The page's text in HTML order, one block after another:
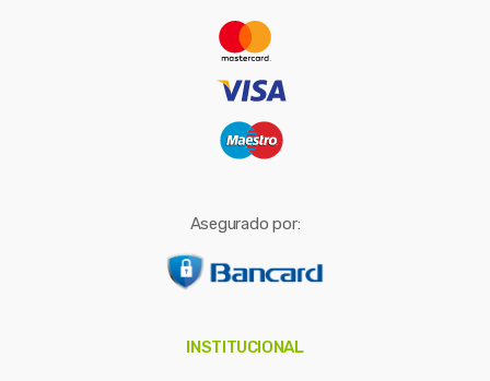
Asegurado por:
INSTITUCIONAL